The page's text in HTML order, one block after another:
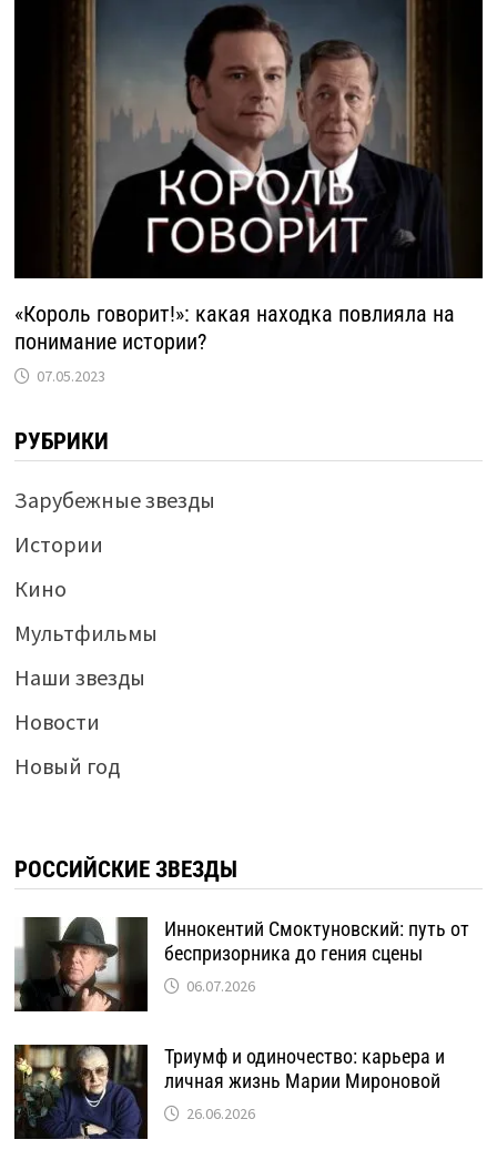
«Король говорит!»: какая находка повлияла на
понимание истории?
07.05.2023
РУБРИКИ
Зарубежные звезды
Истории
Кино
Мультфильмы
Наши звезды
Новости
Новый год
РОССИЙСКИЕ ЗВЕЗДЫ
Иннокентий Смоктуновский: путь от
беспризорника до гения сцены
06.07.2026
Триумф и одиночество: карьера и
личная жизнь Марии Мироновой
26.06.2026